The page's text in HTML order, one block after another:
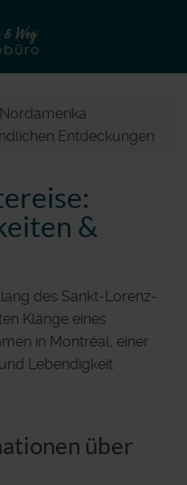
Nordamerika
Entdeckungen
&
des Sankt-Lorenz-
Klänge eines
in Montréal, einer
Lebendigkeit
über